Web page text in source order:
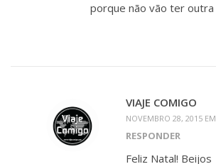
porque não vão ter outra
VIAJE COMIGO
NOVEMBRO 28, 2015
RESPONDER
Feliz Natal! Beijos